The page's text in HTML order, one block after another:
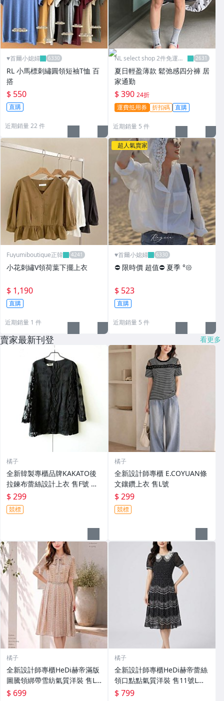
♥️首爾小媳婦
RL 小馬標刺繡圓領短袖T恤 百
搭
$ 550
直購
近期銷量 22 件
NL select shop 2件免運可
夏日輕盈薄款 鬆弛感四分褲 居
家通勤
$ 390 24折
運費抵用券 折扣碼 直購
近期銷量 5 件
Fuyumiboutique正韓
小花刺繡V領荷葉下擺上衣
$ 1,190
直購
近期銷量 1 件
超人氣賣家
♥️首爾小媳婦
⛔️ 限時價 超值⛔️ 夏季 °𑁍
$ 523
直購
近期銷量 5 件
賣家最新刊登 看更多
橘子
全新韓製專櫃品牌KAKATO後
拉鍊布蕾絲設計上衣 售F號 適
合M-L號身材
$ 299
競標
橘子
全新設計師專櫃 E.COYUAN條
文鑲鑽上衣 售L號
$ 299
競標
橘子
全新設計師專櫃HeDi赫帝滿版
圖騰領綁帶雪紡氣質洋裝 售L
號
$ 699
橘子
全新設計師專櫃HeDi赫帝蕾絲
領口點點氣質洋裝 售11號L號
165/88A
$ 799